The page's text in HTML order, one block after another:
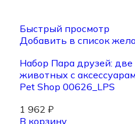
Быстрый просмотр
Добавить в список
Набор Пара друзей:
животных с
Pet Shop 00626_LPS
1 962 ₽
В корзину